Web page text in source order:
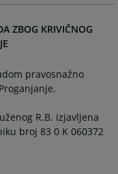
ZBOG KRIVIČNOG
pravosnažno
R.B. izjavljena
broj 83 0 K 060372